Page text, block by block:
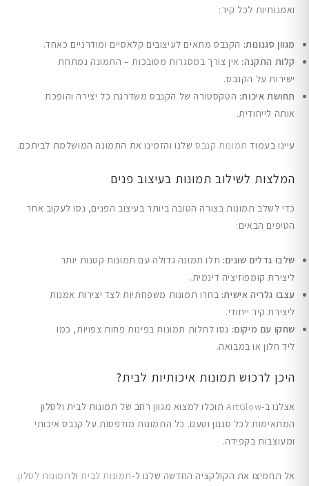
ואמנותיות לכל קיר:
מגוון סגנונות: הקנבס מתאים לעיצובים קלאסיים ומודרניים כאחד.
קלות התקנה: אין צורך במסגרות מסובכות – התמונה נמתחת
ישירות על הקנבס.
תחושת איכות: הטקסטורה של הקנבס משדרגת כל יצירה והופכת
אותה לייחודית.
עיינו בעמוד תמונות קנבסשלנו והזמינו את התמונה המושלמת לביתכם.
המלצות לשילוב תמונות בעיצוב פנים
כדי לשלב תמונות בצורה הטובה ביותר בעיצוב הפנים, נסו לעקוב אחר
הטיפים הבאים:
שלבו גדלים שונים: תלו תמונה גדולה עם תמונות קטנות יותר
ליצירת קומפוזיציה דינמית.
עצבו גלריה אישית: בחרו תמונות משפחתיות לצד יצירות אמנות
ליצירת קיר ייחודי.
שחקו עם מיקום: נסו לתלות תמונות בפינות פחות צפויות, כמו
ליד חלון או במבואה.
היכן לרכוש תמונות איכותיות לבית?
אצלנו ב-ArtGlow תוכלו למצוא מגוון רחב של תמונות לבית ולסלון
המתאימות לכל סגנון וטעם. כל התמונות מודפסות על קנבס איכותי
ומעוצבות בקפידה.
אל תחמיצו את הקולקציה החדשה שלנו ל-תמונות לביתולתמונות לסלון.